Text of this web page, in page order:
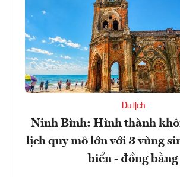
Du lịch
Ninh Bình: Hình thành
lịch quy mô lớn với 3 vùng
biển - đồng bằng